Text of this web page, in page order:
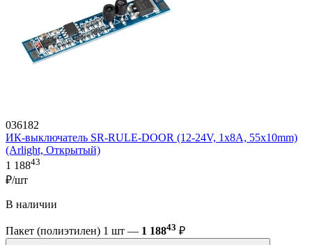
036182
ИК-выключатель SR-RULE-DOOR (12-24V, 1x8A, 55x10mm)
(Arlight, Открытый)
1 18843
₽/шт
В наличии
Пакет (полиэтилен) 1 шт — 1 18843 ₽